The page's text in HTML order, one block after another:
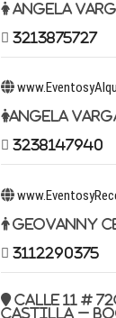
Angela
3213875727
Angela
3238147940
Geovanny
3112290375
Calle 11 #
Castilla –